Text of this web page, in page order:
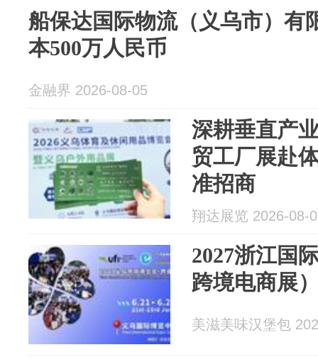
船保达国际物流（义乌市）有
本500万人民币
金融界 2026-08-05
深耕垂直产
贸工厂展赴
准招商
翔达展览 2026-08-
2027浙江国
跨境电商展
美滋美味汉堡包